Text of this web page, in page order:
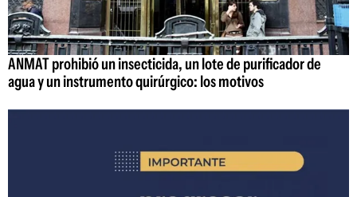
ANMAT prohibió un insecticida, un lote de purificador de
agua y un instrumento quirúrgico: los motivos